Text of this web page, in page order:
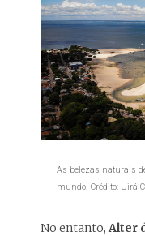
As belezas naturais
mundo. Crédito: Uirá
No entanto,Alter